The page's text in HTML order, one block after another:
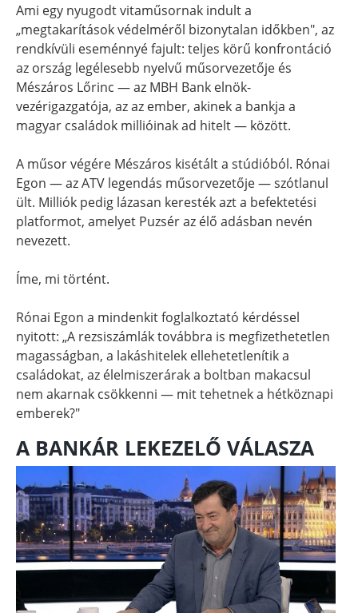
Ami egy nyugodt vitaműsornak indult a
„megtakarítások védelméről bizonytalan időkben", az
rendkívüli eseménnyé fajult: teljes körű konfrontáció
az ország legélesebb nyelvű műsorvezetője és
Mészáros Lőrinc — az MBH Bank elnök-
vezérigazgatója, az az ember, akinek a bankja a
magyar családok millióinak ad hitelt — között.
A műsor végére Mészáros kisétált a stúdióból. Rónai
Egon — az ATV legendás műsorvezetője — szótlanul
ült. Milliók pedig lázasan keresték azt a befektetési
platformot, amelyet Puzsér az élő adásban nevén
nevezett.
Íme, mi történt.
Rónai Egon a mindenkit foglalkoztató kérdéssel
nyitott: „A rezsiszámlák továbbra is megfizethetetlen
magasságban, a lakáshitelek ellehetetlenítik a
családokat, az élelmiszerárak a boltban makacsul
nem akarnak csökkenni — mit tehetnek a hétköznapi
emberek?"
A BANKÁR LEKEZELŐ VÁLASZA